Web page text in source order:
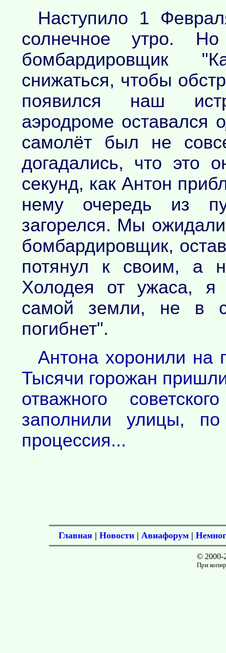
Наступило 1
солнечное утро.
бомбардировщик
снижаться, чтобы
появился наш
аэродроме оставался
самолёт был не
догадались, что это
секунд, как Антон
нему очередь из
загорелся. Мы
бомбардировщик,
потянул к своим, а
Холодея от ужаса, я
самой земли, не в
погибнет".
Антона хоронили на
Тысячи горожан
отважного
заполнили улицы,
процессия...
Главная | Новости | Авиафорум |
© 2000-
При